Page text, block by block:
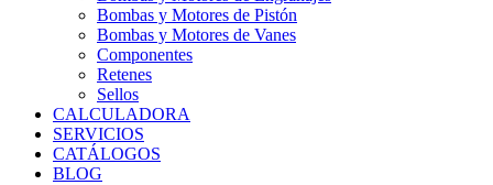
Bombas y Motores de Pistón
Bombas y Motores de Vanes
Componentes
Retenes
Sellos
CALCULADORA
SERVICIOS
CATÁLOGOS
BLOG